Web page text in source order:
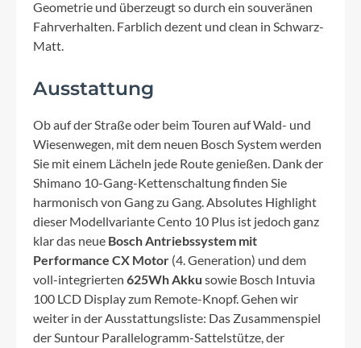
Geometrie und überzeugt so durch ein souveränen
Fahrverhalten. Farblich dezent und clean in Schwarz-
Matt.
Ausstattung
Ob auf der Straße oder beim Touren auf Wald- und
Wiesenwegen, mit dem neuen Bosch System werden
Sie mit einem Lächeln jede Route genießen. Dank der
Shimano 10-Gang-Kettenschaltung finden Sie
harmonisch von Gang zu Gang. Absolutes Highlight
dieser Modellvariante Cento 10 Plus ist jedoch ganz
klar das neue Bosch Antriebssystem mit
Performance CX Motor (4. Generation) und dem
voll-integrierten 625Wh Akku sowie Bosch Intuvia
100 LCD Display zum Remote-Knopf. Gehen wir
weiter in der Ausstattungsliste: Das Zusammenspiel
der Suntour Parallelogramm-Sattelstütze, der